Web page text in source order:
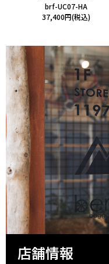
brf-UC07-HA
37,400円(税込)
店舗情報